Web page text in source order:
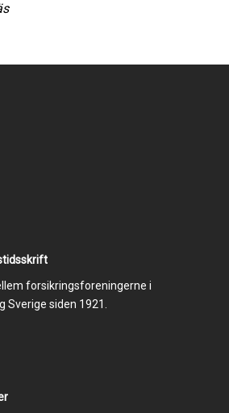
forsikringsforeningerne i
Sverige siden 1921.